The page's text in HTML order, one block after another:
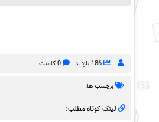
186 بازدید 0 کامنت
برچسب ها:
لینک کوتاه مطلب: